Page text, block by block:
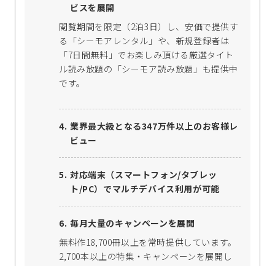
ビスを展開
閲覧期間を限定（2泊3日）し、安価で提供す
る「シーモアレンタル」や、新規登録者は
「7日間無料」でお楽しみ頂ける厳選タイト
ル読み放題の「シーモア読み放題」も提供中
です。
業界最大級となる347万件以上のお客様レ
ビュー
対応端末（スマートフォン/タブレッ
ト/PC）でマルチデバイス利用が可能
毎月大量のキャンペーンを展開
無料作18,700冊以上を常時提供しています。
2,700本以上の特集・キャンペーンを展開し